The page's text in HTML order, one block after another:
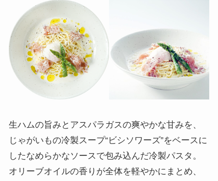
生ハムの旨みとアスパラガスの爽やかな甘みを、
じゃがいもの冷製スープ“ビシソワーズ”をベースに
したなめらかなソースで包み込んだ冷製パスタ。
オリーブオイルの香りが全体を軽やかにまとめ、